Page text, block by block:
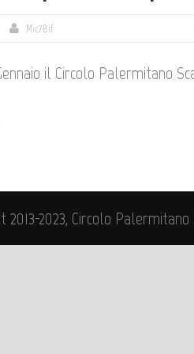
Mic7Bif
il Circolo Palermitano
2023, Circolo Palermitano